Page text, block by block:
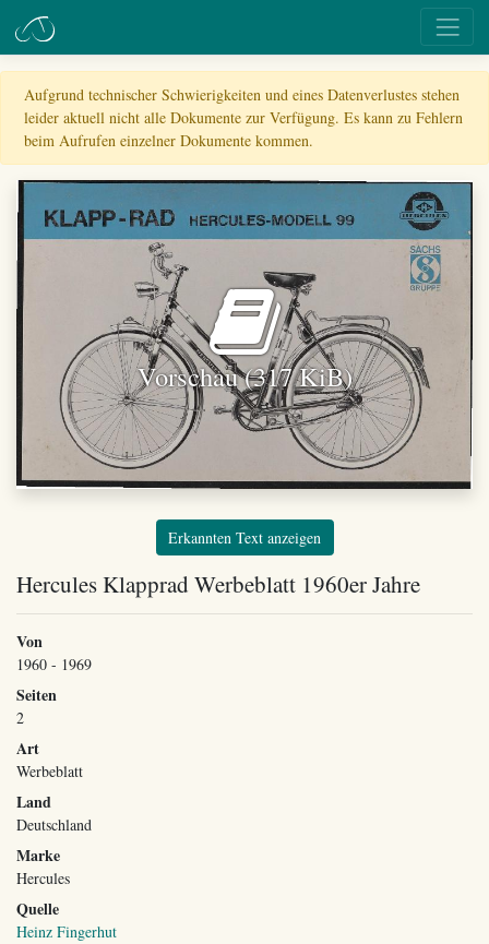
Aufgrund technischer Schwierigkeiten und eines Datenverlustes stehen
leider aktuell nicht alle Dokumente zur Verfügung. Es kann zu Fehlern
beim Aufrufen einzelner Dokumente kommen.
Vorschau (317 KiB)
Erkannten Text anzeigen
Hercules Klapprad Werbeblatt 1960er Jahre
Von
1960 - 1969
Seiten
2
Art
Werbeblatt
Land
Deutschland
Marke
Hercules
Quelle
Heinz Fingerhut